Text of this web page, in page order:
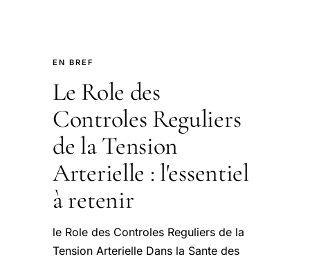
EN BREF
Le Role des
Controles Reguliers
de la Tension
Arterielle : l'essentiel
à retenir
le Role des Controles Reguliers de la
Tension Arterielle Dans la Sante des